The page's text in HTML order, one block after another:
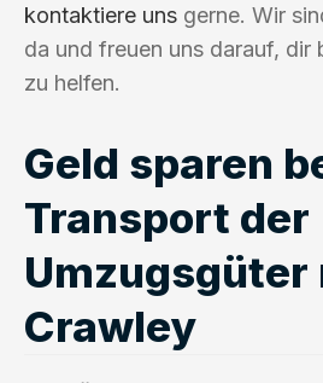
kontaktiere uns gerne. Wir
da und freuen uns darauf, dir
zu helfen.
Geld sparen
Transport der
Umzugsgüter
Crawley